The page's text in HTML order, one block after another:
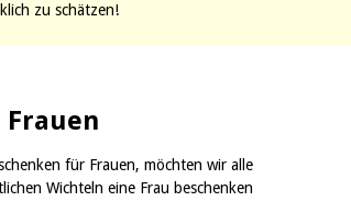
zu schätzen!
für Frauen, möchten wir alle
Wichteln eine Frau beschenken